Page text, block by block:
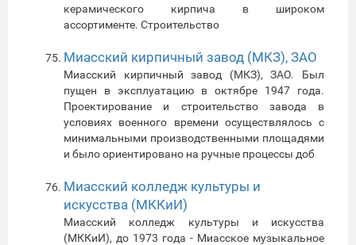
керамического кирпича в широком
ассортименте. Строительство
Миасский кирпичный завод (МКЗ), ЗАО
Миасский кирпичный завод (МКЗ), ЗАО. Был
пущен в эксплуатацию в октябре 1947 года.
Проектирование и строительство завода в
условиях военного времени осуществлялось с
минимальными производственными площадями
и было ориентировано на ручные процессы доб
Миасский колледж культуры и
искусства (МККиИ)
Миасский колледж культуры и искусства
(МККиИ), до 1973 года - Миасское музыкальное